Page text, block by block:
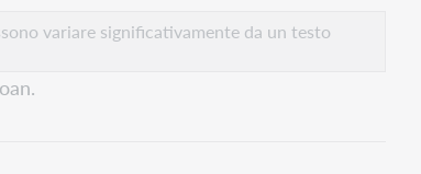
variare significativamente da un testo